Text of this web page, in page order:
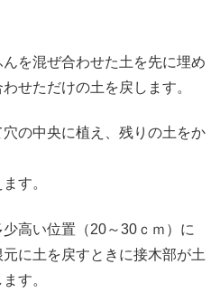
を混ぜ合わせた土を先に埋め
せただけの土を戻します。
の中央に植え、残りの土をか
す。
高い位置（20～30ｃｍ）に
に土を戻すときに接木部が土
す。